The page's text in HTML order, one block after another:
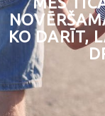
KO DARĪT,